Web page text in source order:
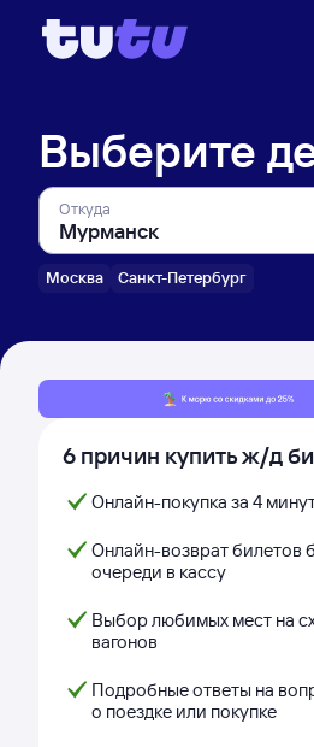
Выберите
Откуда
Москва Санкт-Петербург
6 причин купить ж/д
Онлайн-покупка за 4
Онлайн-возврат билетов
очереди в кассу
Выбор любимых мест на
вагонов
Подробные ответы на
о поездке или покупке